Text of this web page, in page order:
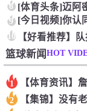
8
9
10
篮球新闻HOT
1
2